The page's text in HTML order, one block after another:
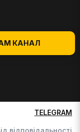
КАНАЛ
TELEGRAM
відповідальності